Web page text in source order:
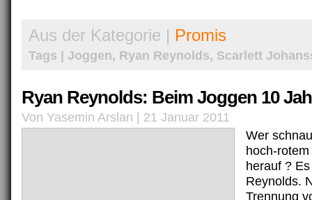
Aus der Kategorie | Promis
Tags | Joggen, Ryan Reynolds, Scarlett
Ryan Reynolds: Beim Joggen 10
Von Yasemin Arslan | 21 Januar 2011
Wer
hoch-
herauf ?
Reynolds.
Trennung